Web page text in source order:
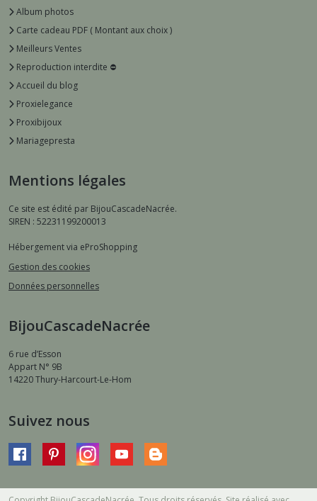
Album photos
Carte cadeau PDF ( Montant aux choix )
Meilleurs Ventes
Reproduction interdite ⛔️
Accueil du blog
Proxielegance
Proxibijoux
Mariagepresta
Mentions légales
Ce site est édité par BijouCascadeNacrée.
SIREN : 52231199200013
Hébergement via eProShopping
Gestion des cookies
Données personnelles
BijouCascadeNacrée
6 rue d’Esson
Appart N° 9B
14220Thury-Harcourt-Le-Hom
Suivez nous